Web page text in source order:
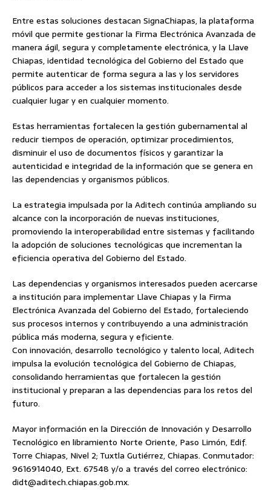
Entre estas soluciones destacan SignaChiapas, la plataforma
móvil que permite gestionar la Firma Electrónica Avanzada de
manera ágil, segura y completamente electrónica, y la Llave
Chiapas, identidad tecnológica del Gobierno del Estado que
permite autenticar de forma segura a las y los servidores
públicos para acceder a los sistemas institucionales desde
cualquier lugar y en cualquier momento.
Estas herramientas fortalecen la gestión gubernamental al
reducir tiempos de operación, optimizar procedimientos,
disminuir el uso de documentos físicos y garantizar la
autenticidad e integridad de la información que se genera en
las dependencias y organismos públicos.
La estrategia impulsada por la Aditech continúa ampliando su
alcance con la incorporación de nuevas instituciones,
promoviendo la interoperabilidad entre sistemas y facilitando
la adopción de soluciones tecnológicas que incrementan la
eficiencia operativa del Gobierno del Estado.
Las dependencias y organismos interesados pueden acercarse
a institución para implementar Llave Chiapas y la Firma
Electrónica Avanzada del Gobierno del Estado, fortaleciendo
sus procesos internos y contribuyendo a una administración
pública más moderna, segura y eficiente.
Con innovación, desarrollo tecnológico y talento local, Aditech
impulsa la evolución tecnológica del Gobierno de Chiapas,
consolidando herramientas que fortalecen la gestión
institucional y preparan a las dependencias para los retos del
futuro.
Mayor información en la Dirección de Innovación y Desarrollo
Tecnológico en libramiento Norte Oriente, Paso Limón, Edif.
Torre Chiapas, Nivel 2; Tuxtla Gutiérrez, Chiapas. Conmutador:
9616914040, Ext. 67548 y/o a través del correo electrónico:
didt@aditech.chiapas.gob.mx.